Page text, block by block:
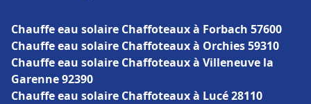
Chauffe eau solaire Chaffoteaux à Forbach 57600
Chauffe eau solaire Chaffoteaux à Orchies 59310
Chauffe eau solaire Chaffoteaux à Villeneuve la
Garenne 92390
Chauffe eau solaire Chaffoteaux à Lucé 28110